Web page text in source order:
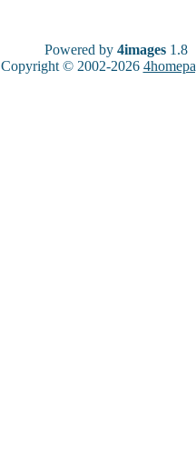
Powered by 4images 1.8
Copyright © 2002-2026